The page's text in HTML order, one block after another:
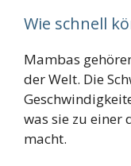
Wie schnell
Mambas
der Welt. Die
was sie zu einer
macht.